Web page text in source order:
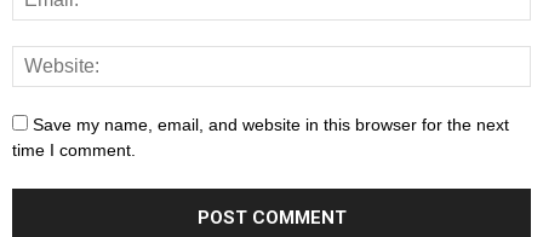
Save my name, email, and website in this browser for the next
time I comment.